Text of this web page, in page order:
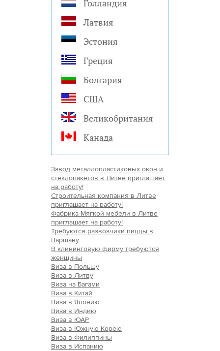
Голландия
Латвия
Эстония
Греция
Болгария
США
Великобритания
Канада
Завод металлопластиковых окон и
стеклопакетов в Литве приглашает
на работу!
Строительная компания в Литве
приглашает на работу!
Фабрика Мягкой мебели в Литве
приглашает на работу!
Требуются развозчики пиццы в
Варшаву
В клининговую фирму требуются
женщины
Виза в Польшу
Виза в Литву
Виза на Багами
Виза в Китай
Виза в Японию
Виза в Индию
Виза в ЮАР
Виза в Южную Корею
Виза в Филиппины
Виза в Испанию